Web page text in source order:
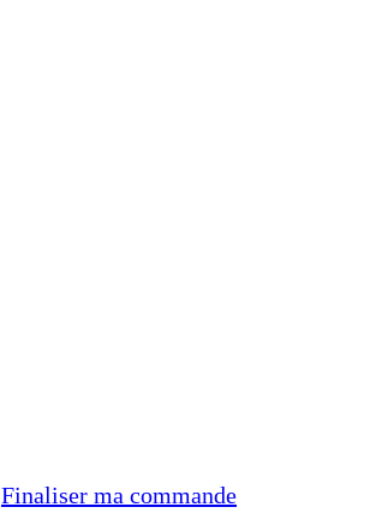
Finaliser ma commande